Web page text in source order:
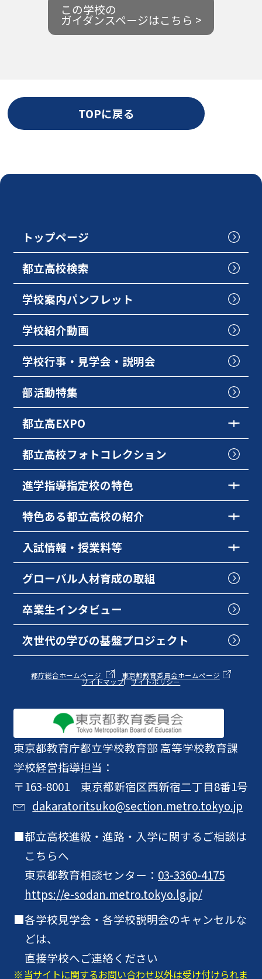
この学校の
ガイダンスページはこちら >
TOPに戻る
東京都教育庁都立学校教育部 高等学校教育課
学校経営指導担当：
〒163-8001 東京都新宿区西新宿二丁目8番1号
dakaratoritsuko@section.metro.tokyo.jp
都立高校進級・進路・入学に関するご相談は
こちらへ
東京都教育相談センター： 03-3360-4175
https://e-sodan.metro.tokyo.lg.jp/
各学校見学会・各学校説明会のキャンセルな
どは、
直接学校へご連絡ください
当サイトに関するお問い合わせ以外は受け付けられま
トップページ
都立高校検索
学校案内パンフレット
学校紹介動画
学校行事・見学会・説明会
部活動特集
都立高EXPO
都立高校フォトコレクション
進学指導指定校の特色
特色ある都立高校の紹介
入試情報・授業料等
グローバル人材育成の取組
卒業生インタビュー
次世代の学びの基盤プロジェクト
都庁総合ホームページ 東京都教育委員会ホームページ
サイトマップ サイトポリシー